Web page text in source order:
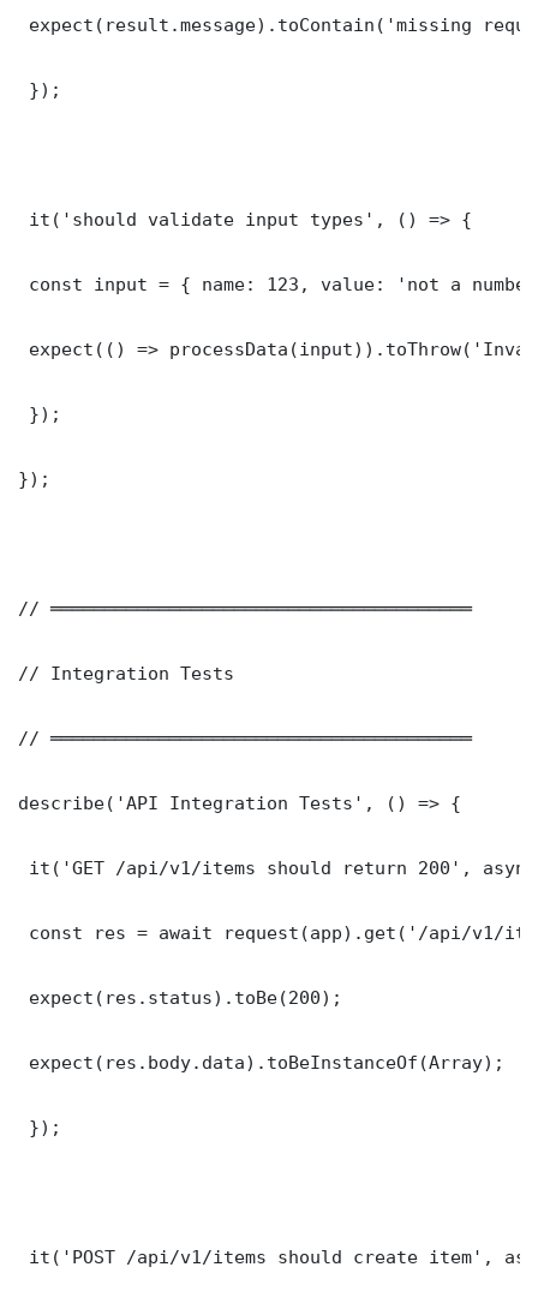
expect(result.message).toContain('missing
});
it('should validate input types', () => {
const input = { name: 123, value: 'not a
expect(() =>
});
});
// ═══════════════════════════════════════
// Integration Tests
// ═══════════════════════════════════════
describe('API Integration Tests', () => {
it('GET /api/v1/items should return 200',
const res = await request(app).get('/api/v1/
expect(res.status).toBe(200);
expect(res.body.data).toBeInstanceOf(Array);
});
it('POST /api/v1/items should create item',